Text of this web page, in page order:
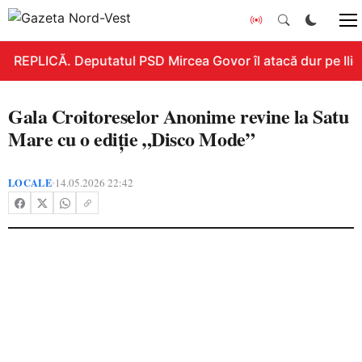
REPLICĂ. Deputatul PSD Mircea Govor îl atacă dur pe
Gala Croitoreselor Anonime revine la Satu
Mare cu o ediție „Disco Mode”
LOCALE•14.05.2026 22:42